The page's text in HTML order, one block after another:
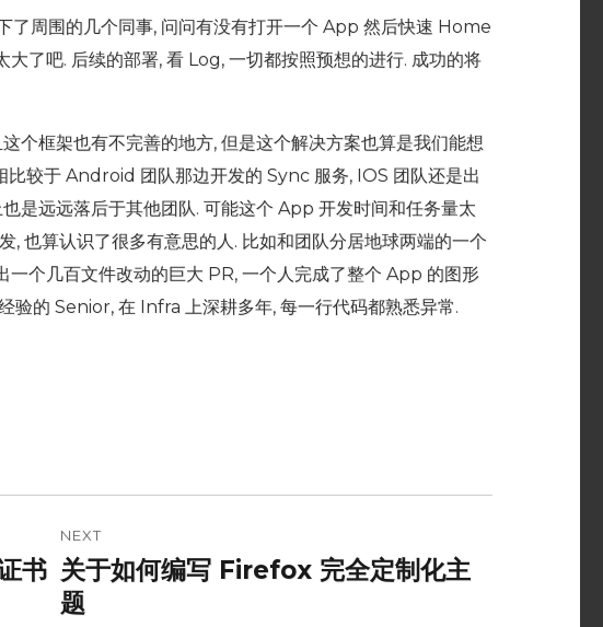
了周围的几个同事, 问问有没有打开一个 App 然后快速 Home
了吧. 后续的部署, 看 Log, 一切都按照预想的进行. 成功的将
个框架也有不完善的地方, 但是这个解决方案也算是我们能想
比较于 Android 团队那边开发的 Sync 服务, IOS 团队还是出
是远远落后于其他团队. 可能这个 App 开发时间和任务量太
, 也算认识了很多有意思的人. 比如和团队分居地球两端的一个
一个几百文件改动的巨大 PR, 一个人完成了整个 App 的图形
验的 Senior, 在 Infra 上深耕多年, 每一行代码都熟悉异常.
书
NEXT
Next
post:
关于如何编写 Firefox 完全定制化主
题